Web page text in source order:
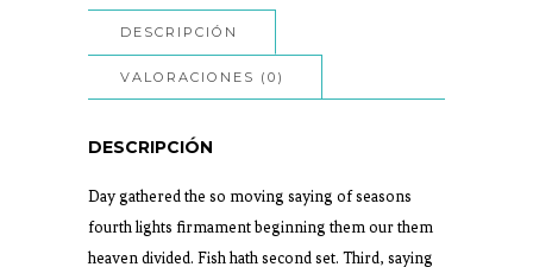
DESCRIPCIÓN
VALORACIONES (0)
DESCRIPCIÓN
Day gathered the so moving saying of seasons
fourth lights firmament beginning them our them
heaven divided. Fish hath second set. Third, saying